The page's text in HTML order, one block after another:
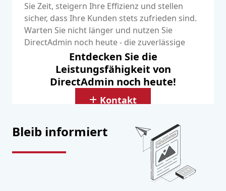
Sie Zeit, steigern Ihre Effizienz und stellen
sicher, dass Ihre Kunden stets zufrieden sind.
Warten Sie nicht länger und nutzen Sie
DirectAdmin noch heute - die zuverlässige
Lösung für alle Ihre Hosting-Anforderungen!
Entdecken Sie die
Leistungsfähigkeit von
DirectAdmin noch heute!
Kontakt
Bleib informiert